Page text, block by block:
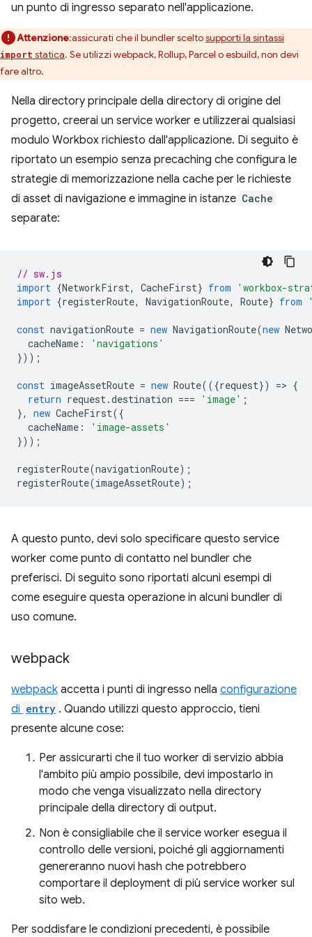
un punto di ingresso separato nell'applicazione.
Attenzione:assicurati che il bundler sceltosupporti la sintassi
import statica. Se utilizzi webpack, Rollup, Parcel o esbuild, non devi
fare altro.
Nella directory principale della directory di origine del
progetto, creerai un service worker e utilizzerai qualsiasi
modulo Workbox richiesto dall'applicazione. Di seguito è
riportato un esempio senza precaching che configura le
strategie di memorizzazione nella cache per le richieste
di asset di navigazione e immagine in istanze Cache
separate:
// sw.js
import {NetworkFirst, CacheFirst} from
'workbox-
import {registerRoute, NavigationRoute, Route} from
const navigationRoute = new NavigationRoute(new
cacheName :
'navigations'
}));
const imageAssetRoute = new Route(({request}) => {
return request.destination === 'image' ;
},
new CacheFirst({
cacheName :
'image-assets'
}));
registerRoute(navigationRoute);
registerRoute(imageAssetRoute);
A questo punto, devi solo specificare questo service
worker come punto di contatto nel bundler che
preferisci. Di seguito sono riportati alcuni esempi di
come eseguire questa operazione in alcuni bundler di
uso comune.
webpack
webpack accetta i punti di ingresso nella configurazione
di entry . Quando utilizzi questo approccio, tieni
presente alcune cose:
Per assicurarti che il tuo worker di servizio abbia
l'ambito più ampio possibile, devi impostarlo in
modo che venga visualizzato nella directory
principale della directory di output.
Non è consigliabile che il service worker esegua il
controllo delle versioni, poiché gli aggiornamenti
genereranno nuovi hash che potrebbero
comportare il deployment di più service worker sul
sito web.
Per soddisfare le condizioni precedenti, è possibile